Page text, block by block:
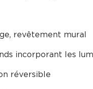
revêtement mural
incorporant les
réversible